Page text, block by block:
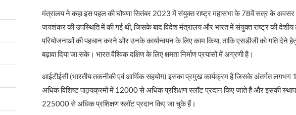
मंत्रालय ने कहा इस पहल की घोषणा सितंबर 2023 में संयुक्त राष्ट्र महासभा के 78वें सत्र के अवसर
जयशंकर की उपस्थिति में की गई थी, जिसके बाद विदेश मंत्रालय और भारत में संयुक्त राष्ट्र की
परियोजनाओं की पहचान करने और उनके कार्यान्वयन के लिए काम किया, ताकि एसडीजी को गति देने हेतु
बढ़ावा दिया जा सके। भारत वैश्विक दक्षिण के लिए क्षमता निर्माण प्रयासों में अग्रणी है।
आईटीईसी (भारतीय तकनीकी एवं आर्थिक सहयोग) इसका प्रमुख कार्यक्रम है जिसके अंतर्गत लगभग
अधिक विशिष्ट पाठ्यक्रमों में 12000 से अधिक प्रशिक्षण स्लॉट प्रदान किए जाते हैं और इसकी
225000 से अधिक प्रशिक्षण स्लॉट प्रदान किए जा चुके हैं।